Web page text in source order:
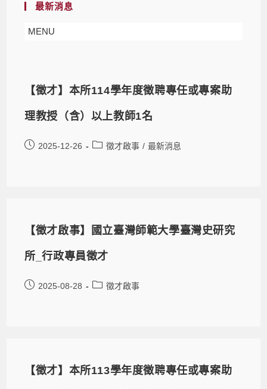
最新消息
MENU
【徵才】本所114學年度徵聘專任或專案助
理教授（含）以上教師1名
2025-12-26 徵才啟事 / 最新消息
【徵才啟事】國立臺灣師範大學臺灣史研究
所_行政專員徵才
2025-08-28 徵才啟事
【徵才】本所113學年度徵聘專任或專案助